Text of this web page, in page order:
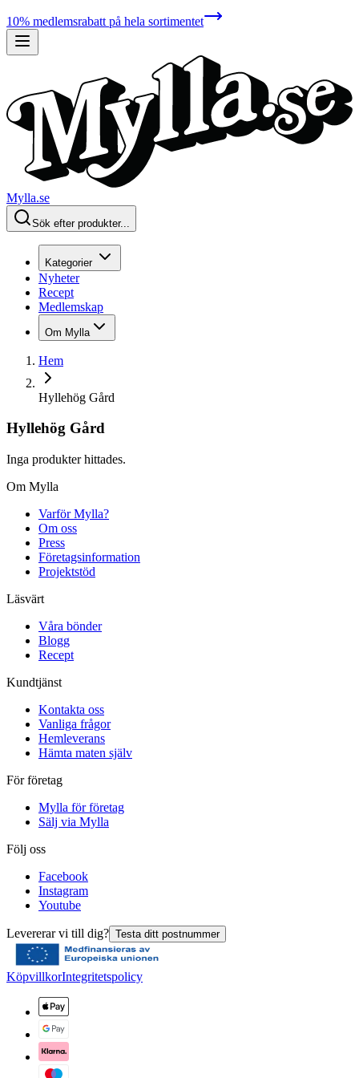
10% medlemsrabatt på hela sortimentet
Mylla.se
Sök efter produkter...
Kategorier
Nyheter
Recept
Medlemskap
Om Mylla
Hem
Hyllehög Gård
Hyllehög Gård
Inga produkter hittades.
Om Mylla
Varför Mylla?
Om oss
Press
Företagsinformation
Projektstöd
Läsvärt
Våra bönder
Blogg
Recept
Kundtjänst
Kontakta oss
Vanliga frågor
Hemleverans
Hämta maten själv
För företag
Mylla för företag
Sälj via Mylla
Följ oss
Facebook
Instagram
Youtube
Levererar vi till dig? Testa ditt postnummer
KöpvillkorIntegritetspolicy